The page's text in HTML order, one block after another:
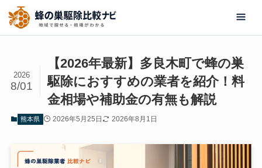
【2026年最新】多良木町で蜂の巣
駆除におすすめの業者を紹介！料
金相場や補助金の有無も解説
2026
8/01
熊本県 2026年5月25日 2026年8月1日